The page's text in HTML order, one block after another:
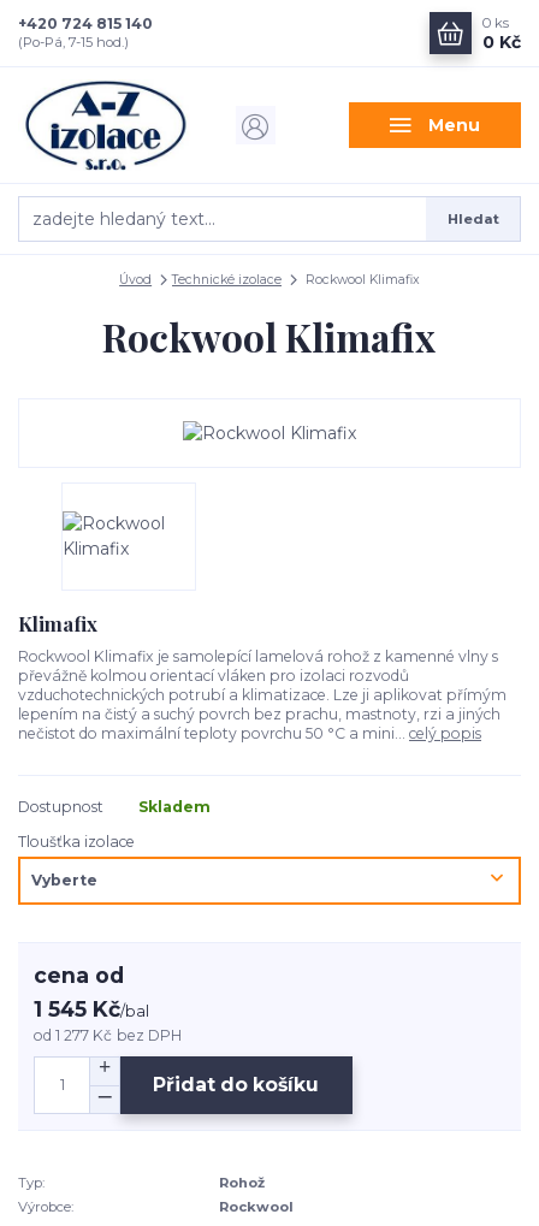
Menu
Hledat
+420 724 815 140
(Po-Pá, 7-15 hod.)
0 ks
0 Kč
Úvod Technické izolace Rockwool Klimafix
Rockwool Klimafix
Klimafix
Rockwool Klimafix je samolepící lamelová rohož z kamenné vlny s
převážně kolmou orientací vláken pro izolaci rozvodů
vzduchotechnických potrubí a klimatizace. Lze ji aplikovat přímým
lepením na čistý a suchý povrch bez prachu, mastnoty, rzi a jiných
nečistot do maximální teploty povrchu 50 °C a mini... celý popis
Dostupnost
Skladem
Tloušťka izolace
cena od
1 545 Kč/bal
od1 277 Kč bez DPH
Přidat do košíku
Typ:
Rohož
Výrobce:
Rockwool